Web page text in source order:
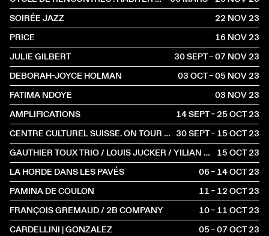
SOIRÉE JAZZ
22 NOV2023
PRICE
16 NOV2023
JULIE GILBERT
30 SEPT – 07 NOV2023
DEBORAH-JOYCE HOLMAN
03 OCT – 05 NOV2023
FATIMA NDOYE
03 NOV2023
AMPLIFICATIONS
14 SEPT – 25 OCT2023
CENTRE CULTUREL SUISSE. ON TOUR À BORDEAUX 30 SEPT – 15 OCT2023
GAUTHIER TOUX TRIO / LOUIS JUCKER / YILIAN CAÑIZARES
15 OCT2023
LA HORDE DANS LES PAVÉS
06 – 14 OCT2023
PAMINA DE COULON
11 – 12 OCT2023
FRANÇOIS GREMAUD / 2B COMPANY
10 – 11 OCT2023
CARDELLINI | GONZALEZ
05 – 07 OCT2023